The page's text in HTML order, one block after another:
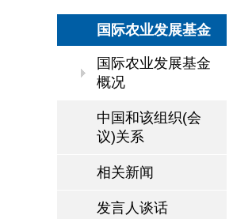
国际农业发展基金
国际农业发展基金
概况
中国和该组织(会
议)关系
相关新闻
发言人谈话